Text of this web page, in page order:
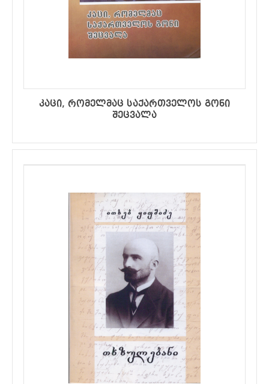
კაცი, რომელმაც საქართველოს გონი
შეცვალა